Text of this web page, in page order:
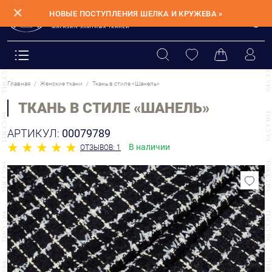
✕ НОВЫЕ ПОСТУПЛЕНИЯ ШЕЛКА И КРУЖЕВА »
Главная Женские ткани Ткань в стиле «Шанель»
ТКАНЬ В СТИЛЕ «ШАНЕЛЬ»
АРТИКУЛ: 00079789
ОТЗЫВОВ: 1 В наличии